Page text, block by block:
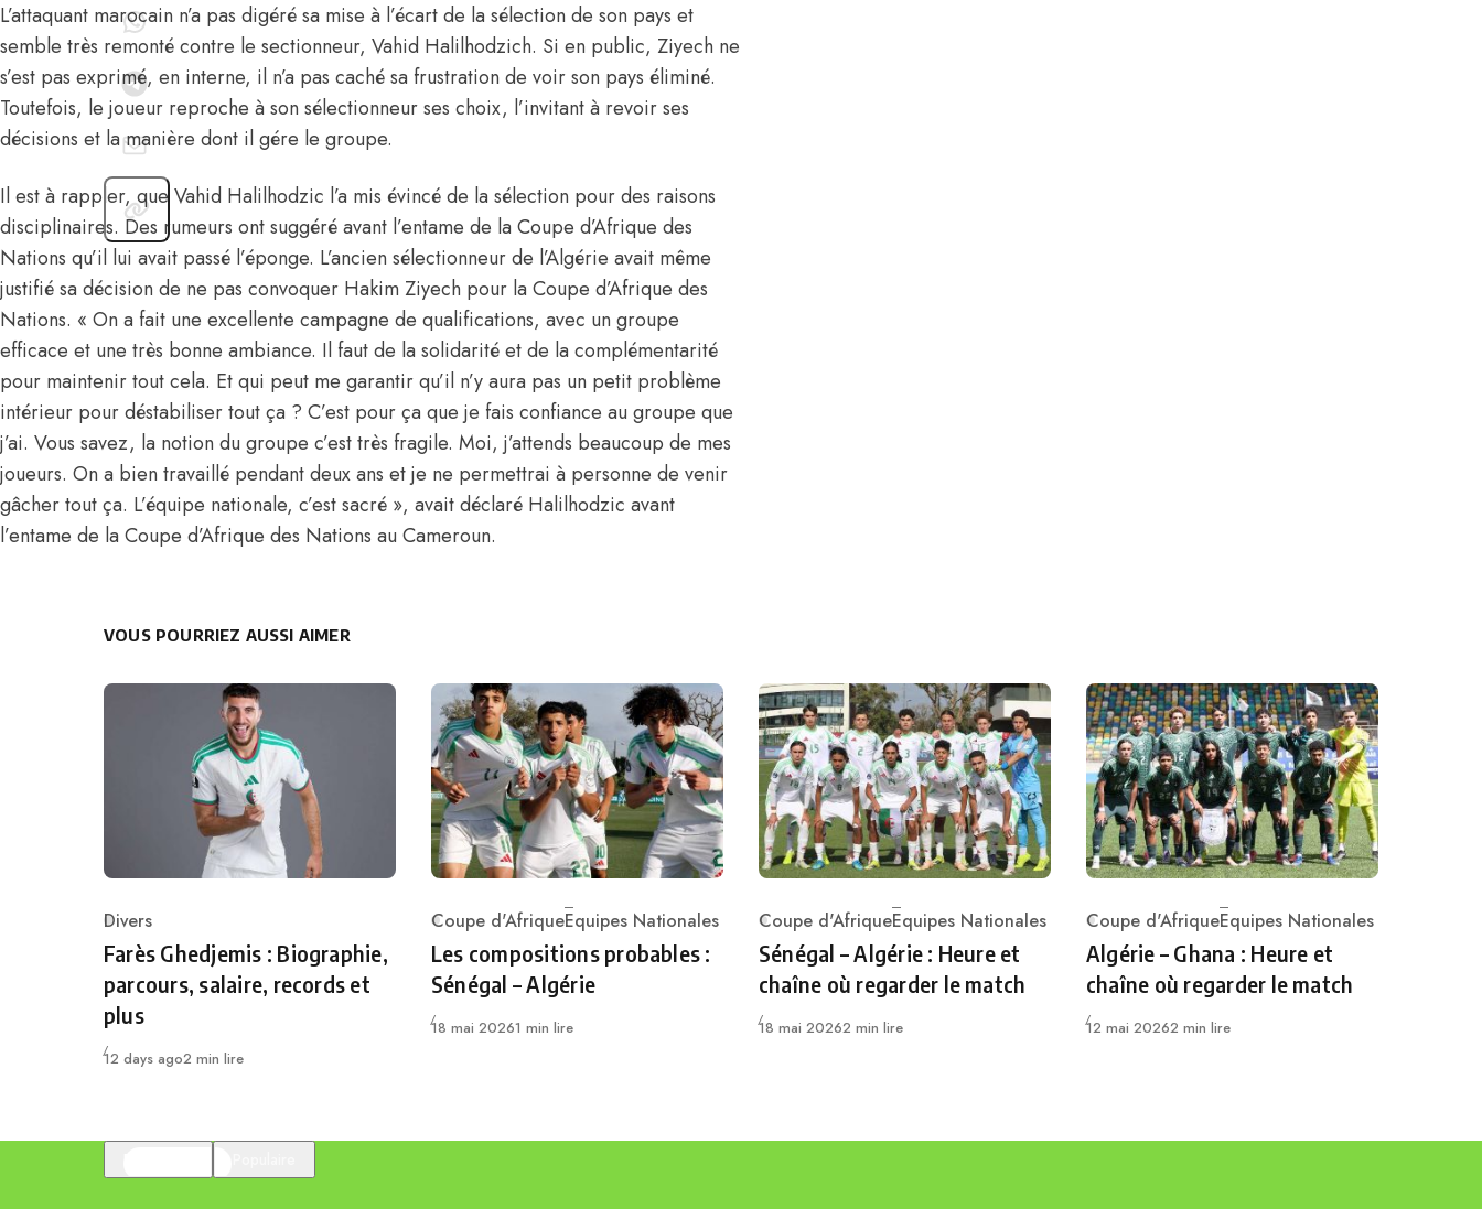
L’attaquant marocain n’a pas digéré sa mise à l’écart de la sélection de son pays et
semble très remonté contre le sectionneur, Vahid Halilhodzich. Si en public, Ziyech ne
s’est pas exprimé, en interne, il n’a pas caché sa frustration de voir son pays éliminé.
Toutefois, le joueur reproche à son sélectionneur ses choix, l’invitant à revoir ses
décisions et la manière dont il gére le groupe.
Il est à rappler, que Vahid Halilhodzic l’a mis évincé de la sélection pour des raisons
disciplinaires. Des rumeurs ont suggéré avant l’entame de la Coupe d’Afrique des
Nations qu’il lui avait passé l’éponge. L’ancien sélectionneur de l’Algérie avait même
justifié sa décision de ne pas convoquer Hakim Ziyech pour la Coupe d’Afrique des
Nations. « On a fait une excellente campagne de qualifications, avec un groupe
efficace et une très bonne ambiance. Il faut de la solidarité et de la complémentarité
pour maintenir tout cela. Et qui peut me garantir qu’il n’y aura pas un petit problème
intérieur pour déstabiliser tout ça ? C’est pour ça que je fais confiance au groupe que
j’ai. Vous savez, la notion du groupe c’est très fragile. Moi, j’attends beaucoup de mes
joueurs. On a bien travaillé pendant deux ans et je ne permettrai à personne de venir
gâcher tout ça. L’équipe nationale, c’est sacré », avait déclaré Halilhodzic avant
l’entame de la Coupe d’Afrique des Nations au Cameroun.
VOUS POURRIEZ AUSSI AIMER
Category
Divers
Farès Ghedjemis : Biographie,
parcours, salaire, records et
plus
Publié
12 days ago2 min lire
Category
Coupe d'AfriqueEquipes Nationales
Les compositions probables :
Sénégal – Algérie
Publié
18 mai 20261 min lire
Category
Coupe d'AfriqueEquipes Nationales
Sénégal – Algérie : Heure et
chaîne où regarder le match
Publié
18 mai 20262 min lire
Category
Coupe d'AfriqueEquipes Nationales
Algérie – Ghana : Heure et
chaîne où regarder le match
Publié
12 mai 20262 min lire